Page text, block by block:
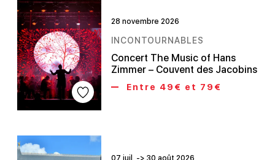
28 novembre 2026
INCONTOURNABLES
Concert The Music of Hans
Zimmer – Couvent des Jacobins
Entre 49€ et 79€
07 juil. -> 30 août 2026